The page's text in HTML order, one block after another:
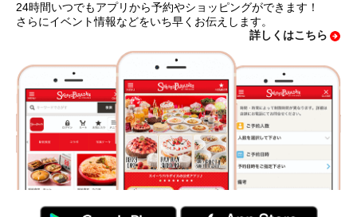
24時間いつでもアプリから予約やショッピングができます！
さらにイベント情報などをいち早くお伝えします。
詳しくはこちら